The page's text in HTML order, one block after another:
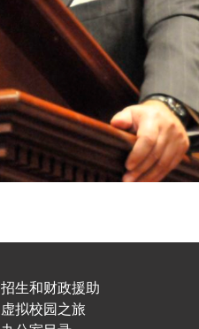
招生和财政援助
虚拟校园之旅